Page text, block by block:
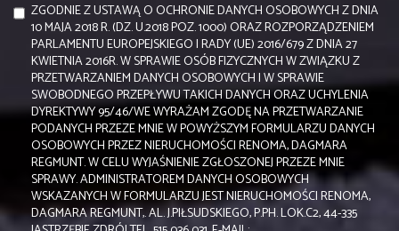
ZGODNIE Z USTAWĄ O OCHRONIE DANYCH OSOBOWYCH Z DNIA
10 MAJA 2018 R. (DZ. U.2018 POZ. 1000) ORAZ ROZPORZĄDZENIEM
PARLAMENTU EUROPEJSKIEGO I RADY (UE) 2016/679 Z DNIA 27
KWIETNIA 2016R. W SPRAWIE OSÓB FIZYCZNYCH W ZWIĄZKU Z
PRZETWARZANIEM DANYCH OSOBOWYCH I W SPRAWIE
SWOBODNEGO PRZEPŁYWU TAKICH DANYCH ORAZ UCHYLENIA
DYREKTYWY 95/46/WE WYRAŻAM ZGODĘ NA PRZETWARZANIE
PODANYCH PRZEZE MNIE W POWYŻSZYM FORMULARZU DANYCH
OSOBOWYCH PRZEZ NIERUCHOMOŚCI RENOMA, DAGMARA
REGMUNT. W CELU WYJAŚNIENIE ZGŁOSZONEJ PRZEZE MNIE
SPRAWY. ADMINISTRATOREM DANYCH OSOBOWYCH
WSKAZANYCH W FORMULARZU JEST NIERUCHOMOŚCI RENOMA,
DAGMARA REGMUNT,. AL. J.PIŁSUDSKIEGO, P.PH. LOK.C2, 44-335